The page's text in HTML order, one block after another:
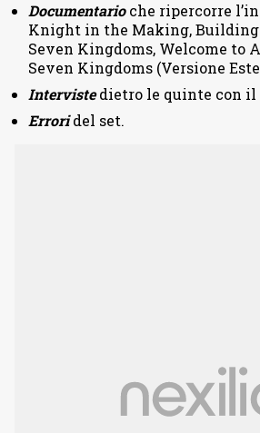
Documentarioche ripercorre
Knight in the Making,
Seven Kingdoms, Welcome to
Seven Kingdoms (Versione
Intervistedietro le quinte con il
Erroridel set.